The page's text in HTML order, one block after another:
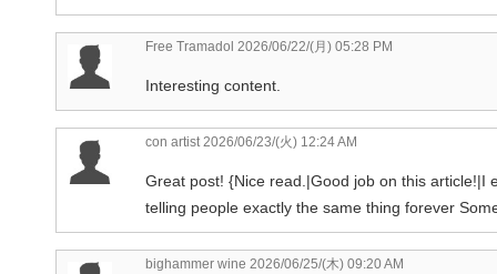
Free Tramadol 2026/06/22/(月) 05:28 PM
Interesting content.
con artist2026/06/23/(火) 12:24 AM
Great post! {Nice read.|Good job on this article!|I
telling people exactly the same thing forever
bighammer wine 2026/06/25/(木) 09:20 AM